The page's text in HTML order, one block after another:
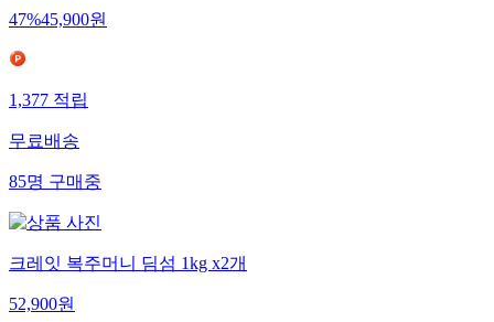
47%45,900원
1,377적립
무료배송
85명구매중
크레잇 복주머니 딤섬 1kg x2개
52,900원